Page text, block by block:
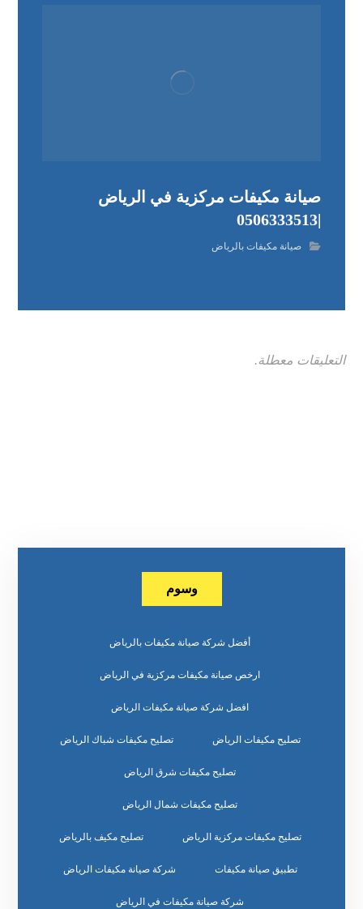
صيانة مكيفات مركزية في الرياض
|0506333513
صيانة مكيفات بالرياض
التعليقات معطلة.
وسوم
أفضل شركة صيانة مكيفات بالرياض
ارخص صيانة مكيفات مركزية في الرياض
افضل شركة صيانة مكيفات الرياض
تصليح مكيفات الرياض تصليح مكيفات شباك الرياض
تصليح مكيفات شرق الرياض
تصليح مكيفات شمال الرياض
تصليح مكيفات مركزية الرياض تصليح مكيف بالرياض
تطبيق صيانة مكيفات شركة صيانة مكيفات الرياض
شركة صيانة مكيفات في الرياض